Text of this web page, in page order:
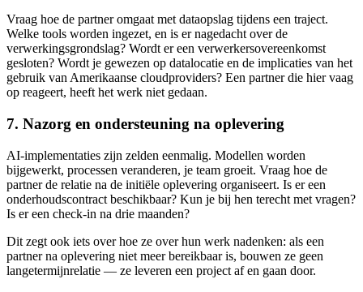
Vraag hoe de partner omgaat met dataopslag tijdens een traject.
Welke tools worden ingezet, en is er nagedacht over de
verwerkingsgrondslag? Wordt er een verwerkersovereenkomst
gesloten? Wordt je gewezen op datalocatie en de implicaties van het
gebruik van Amerikaanse cloudproviders? Een partner die hier vaag
op reageert, heeft het werk niet gedaan.
7. Nazorg en ondersteuning na oplevering
AI-implementaties zijn zelden eenmalig. Modellen worden
bijgewerkt, processen veranderen, je team groeit. Vraag hoe de
partner de relatie na de initiële oplevering organiseert. Is er een
onderhoudscontract beschikbaar? Kun je bij hen terecht met vragen?
Is er een check-in na drie maanden?
Dit zegt ook iets over hoe ze over hun werk nadenken: als een
partner na oplevering niet meer bereikbaar is, bouwen ze geen
langetermijnrelatie — ze leveren een project af en gaan door.